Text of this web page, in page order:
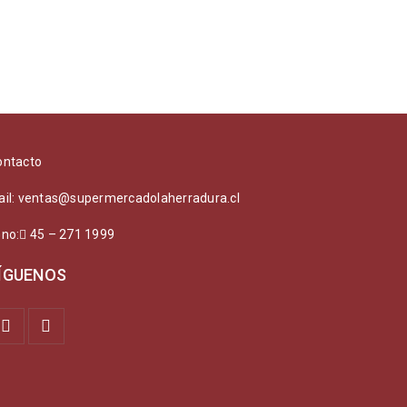
ventas@supermercadolaherradura.cl
45 – 271 1999